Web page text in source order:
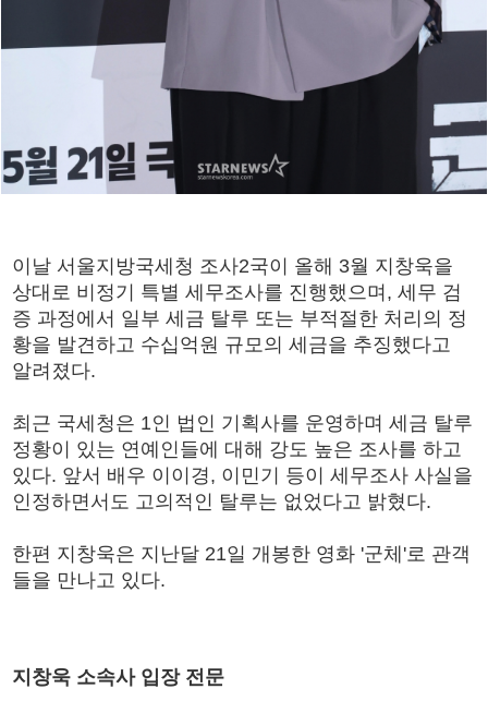
이날 서울지방국세청 조사2국이 올해 3월 지창욱을
상대로 비정기 특별 세무조사를 진행했으며, 세무 검
증 과정에서 일부 세금 탈루 또는 부적절한 처리의 정
황을 발견하고 수십억원 규모의 세금을 추징했다고
알려졌다.
최근 국세청은 1인 법인 기획사를 운영하며 세금 탈루
정황이 있는 연예인들에 대해 강도 높은 조사를 하고
있다. 앞서 배우 이이경, 이민기 등이 세무조사 사실을
인정하면서도 고의적인 탈루는 없었다고 밝혔다.
한편 지창욱은 지난달 21일 개봉한 영화 '군체'로 관객
들을 만나고 있다.
지창욱 소속사 입장 전문